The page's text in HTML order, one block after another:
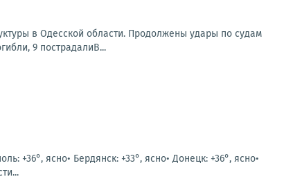
в Одесской области. Продолжены удары по судам
9 пострадалиВ...
+36°, ясно• Бердянск: +33°, ясно• Донецк: +36°, ясно•